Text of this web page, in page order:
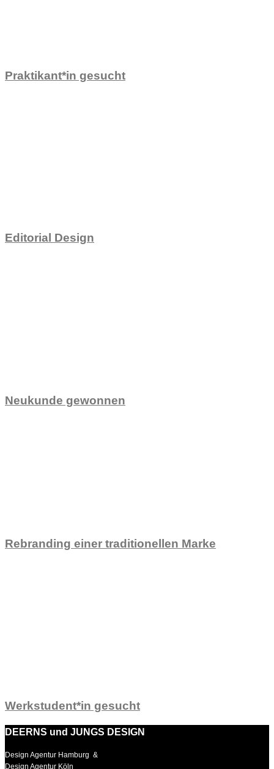
Praktikant*in gesucht
Editorial Design
Neukunde gewonnen
Rebranding einer traditionellen Marke
Werkstudent*in gesucht
DEERNS und JUNGS DESIGN
Design Agentur Hamburg &
Design Agentur Köln